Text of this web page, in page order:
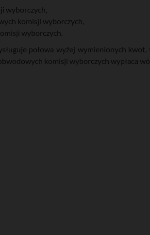
wyborczych,
komisji wyborczych,
wyborczych.
połowa wyżej wymienionych
komisji wyborczych wypłaca